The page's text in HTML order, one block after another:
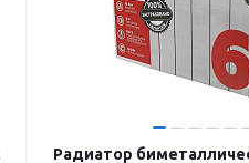
Радиатор